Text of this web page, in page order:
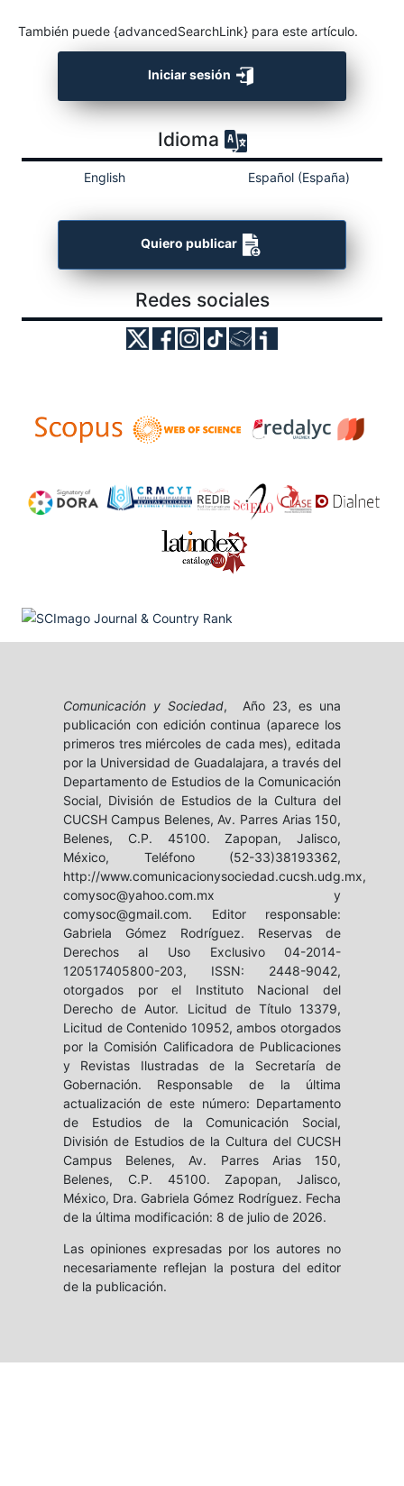
También puede {advancedSearchLink} para este artículo.
Iniciar sesión
Idioma
English Español (España)
Quiero publicar
Redes sociales
Comunicación y Sociedad, Año 23, es una
publicación con edición continua (aparece los
primeros tres miércoles de cada mes), editada
por la Universidad de Guadalajara, a través del
Departamento de Estudios de la Comunicación
Social, División de Estudios de la Cultura del
CUCSH Campus Belenes, Av. Parres Arias 150,
Belenes, C.P. 45100. Zapopan, Jalisco,
México, Teléfono (52-33)38193362,
http://www.comunicacionysociedad.cucsh.udg.mx,
comysoc@yahoo.com.mx y
comysoc@gmail.com. Editor responsable:
Gabriela Gómez Rodríguez. Reservas de
Derechos al Uso Exclusivo 04-2014-
120517405800-203, ISSN: 2448-9042,
otorgados por el Instituto Nacional del
Derecho de Autor. Licitud de Título 13379,
Licitud de Contenido 10952, ambos otorgados
por la Comisión Calificadora de Publicaciones
y Revistas Ilustradas de la Secretaría de
Gobernación. Responsable de la última
actualización de este número: Departamento
de Estudios de la Comunicación Social,
División de Estudios de la Cultura del CUCSH
Campus Belenes, Av. Parres Arias 150,
Belenes, C.P. 45100. Zapopan, Jalisco,
México, Dra. Gabriela Gómez Rodríguez. Fecha
de la última modificación: 8 de julio de 2026.
Las opiniones expresadas por los autores no
necesariamente reflejan la postura del editor
de la publicación.